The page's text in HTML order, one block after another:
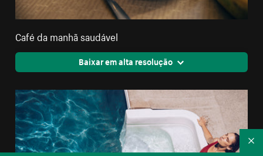
Café da manhã saudável
Baixar em alta resolução